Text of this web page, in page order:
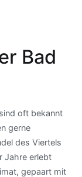
Bad
sind oft bekannt
gerne
des Viertels
Jahre erlebt
gepaart mit